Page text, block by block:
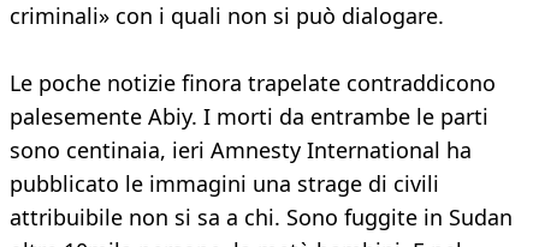
criminali» con i quali non si può dialogare.
Le poche notizie finora trapelate contraddicono
palesemente Abiy. I morti da entrambe le parti
sono centinaia, ieri Amnesty International ha
pubblicato le immagini una strage di civili
attribuibile non si sa a chi. Sono fuggite in Sudan